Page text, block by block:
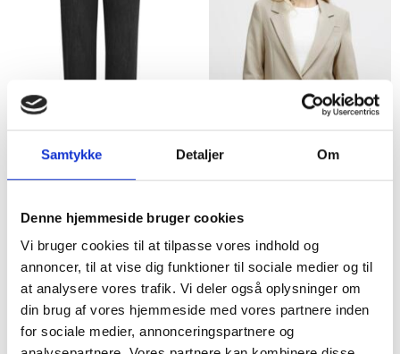
Samtykke Detaljer Om
Denne hjemmeside bruger cookies
Vi bruger cookies til at tilpasse vores indhold og
annoncer, til at vise dig funktioner til sociale medier og til
at analysere vores trafik. Vi deler også oplysninger om
din brug af vores hjemmeside med vores partnere inden
for sociale medier, annonceringspartnere og
SORTE JEANS FRA
PULZJEANS
599,95DKK
Model/varenr.: 50208638
Black
BLAZER I HVID PEBER
FARVE FRA PULZJEANS
1.299,95DKK